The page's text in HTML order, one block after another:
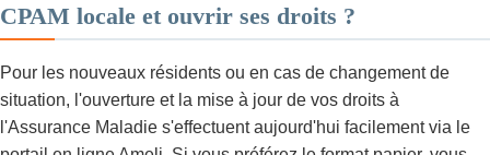
CPAM locale et ouvrir ses droits ?
Pour les nouveaux résidents ou en cas de changement de
situation, l'ouverture et la mise à jour de vos droits à
l'Assurance Maladie s'effectuent aujourd'hui facilement via le